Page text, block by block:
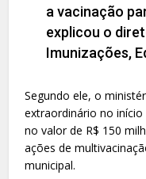
a vacinação
explicou o
Imunizações,
Segundo ele, o
extraordinário no
no valor de R$ 150
ações de
municipal.